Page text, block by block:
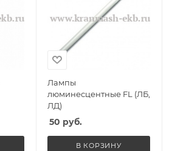
Лампы
люминесцентные FL (ЛБ,
ЛД)
50 руб.
В КОРЗИНУ